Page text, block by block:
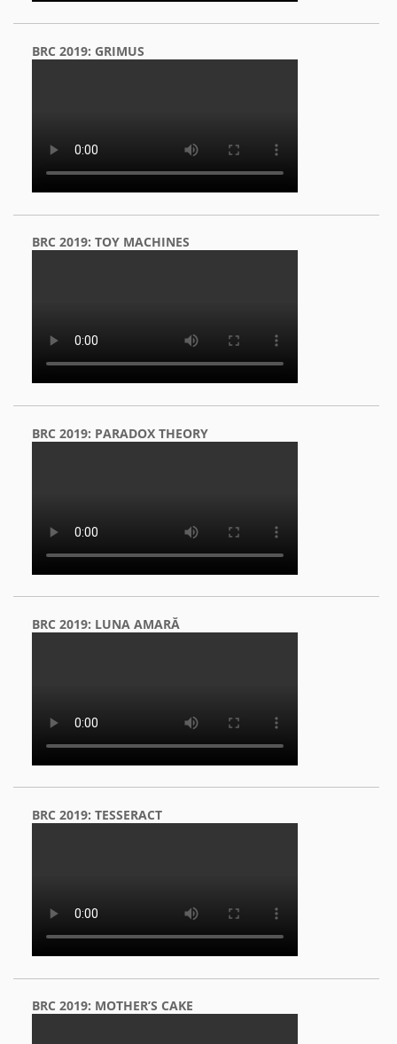
BRC 2019: GRIMUS
BRC 2019: TOY MACHINES
BRC 2019: PARADOX THEORY
BRC 2019: LUNA AMARĂ
BRC 2019: TESSERACT
BRC 2019: MOTHER’S CAKE